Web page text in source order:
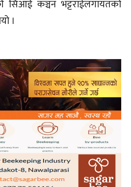
सिआई कञ्चन भट्टराईलगायतको
।